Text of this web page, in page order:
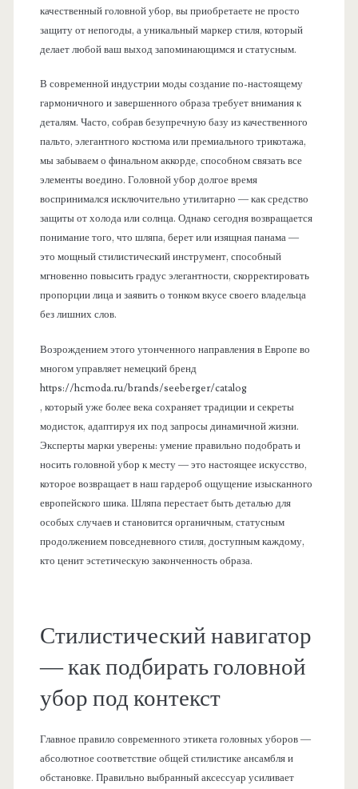
качественный головной убор, вы приобретаете не просто
защиту от непогоды, а уникальный маркер стиля, который
делает любой ваш выход запоминающимся и статусным.
В современной индустрии моды создание по-настоящему
гармоничного и завершенного образа требует внимания к
деталям. Часто, собрав безупречную базу из качественного
пальто, элегантного костюма или премиального трикотажа,
мы забываем о финальном аккорде, способном связать все
элементы воедино. Головной убор долгое время
воспринимался исключительно утилитарно — как средство
защиты от холода или солнца. Однако сегодня возвращается
понимание того, что шляпа, берет или изящная панама —
это мощный стилистический инструмент, способный
мгновенно повысить градус элегантности, скорректировать
пропорции лица и заявить о тонком вкусе своего владельца
без лишних слов.
Возрождением этого утонченного направления в Европе во
многом управляет немецкий бренд
https://hcmoda.ru/brands/seeberger/catalog
, который уже более века сохраняет традиции и секреты
модисток, адаптируя их под запросы динамичной жизни.
Эксперты марки уверены: умение правильно подобрать и
носить головной убор к месту — это настоящее искусство,
которое возвращает в наш гардероб ощущение изысканного
европейского шика. Шляпа перестает быть деталью для
особых случаев и становится органичным, статусным
продолжением повседневного стиля, доступным каждому,
кто ценит эстетическую законченность образа.
Стилистический навигатор
— как подбирать головной
убор под контекст
Главное правило современного этикета головных уборов —
абсолютное соответствие общей стилистике ансамбля и
обстановке. Правильно выбранный аксессуар усиливает